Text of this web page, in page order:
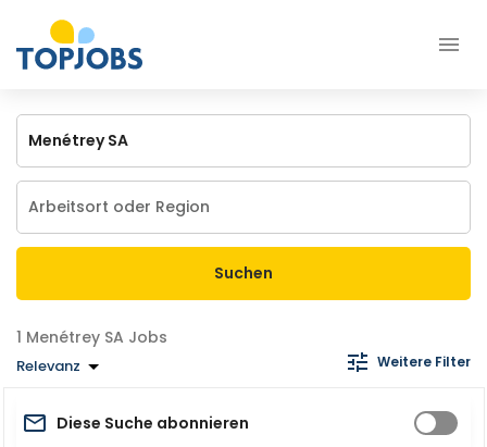
Suchen
Menétrey SA Jobs
Relevanz Weitere Filter
Diese Suche abonnieren